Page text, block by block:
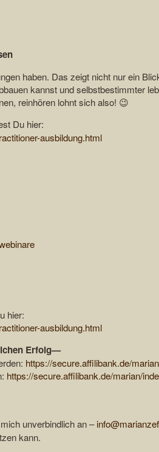
haben. Das zeigt nicht nur ein
kannst und selbstbestimmter
reinhören lohnt sich also! 😉
Du hier:
ausbildung.html
hier:
ausbildung.html
Erfolg—
https://secure.affilibank.de/
https://secure.affilibank.de/marian/
unverbindlich an –
kann.